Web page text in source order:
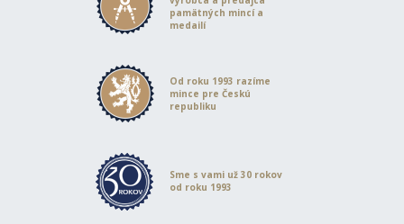
pamätných mincí a
medailí
Od roku 1993 razíme
mince pre Českú
republiku
Sme s vami už 30 rokov
od roku 1993